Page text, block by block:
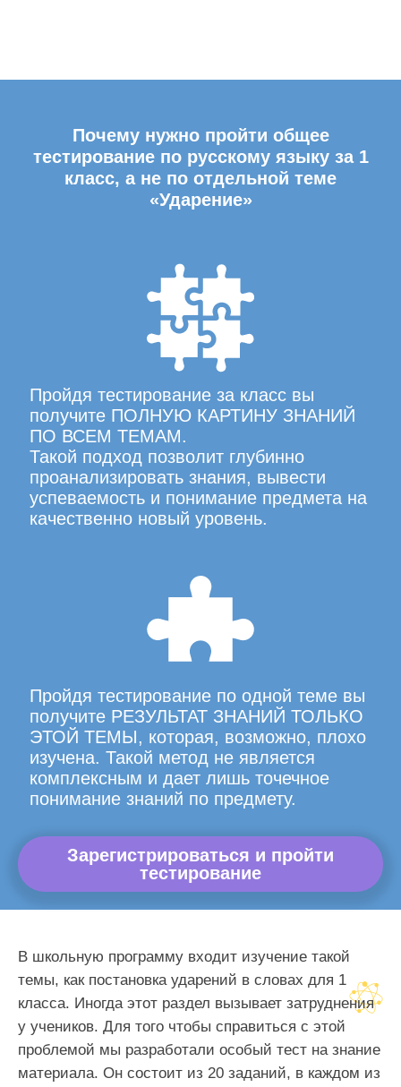
Почему нужно пройти общее
тестирование по русскому языку за 1
класс, а не по отдельной теме
«Ударение»
Пройдя тестирование за класс вы
получите ПОЛНУЮ КАРТИНУ ЗНАНИЙ
ПО ВСЕМ ТЕМАМ.
Такой подход позволит глубинно
проанализировать знания, вывести
успеваемость и понимание предмета на
качественно новый уровень.
Пройдя тестирование по одной теме вы
получите РЕЗУЛЬТАТ ЗНАНИЙ ТОЛЬКО
ЭТОЙ ТЕМЫ, которая, возможно, плохо
изучена. Такой метод не является
комплексным и дает лишь точечное
понимание знаний по предмету.
Зарегистрироваться и пройти
тестирование
В школьную программу входит изучение такой
темы, как постановка ударений в словах для 1
класса. Иногда этот раздел вызывает затруднения
у учеников. Для того чтобы справиться с этой
проблемой мы разработали особый тест на знание
материала. Он состоит из 20 заданий, в каждом из